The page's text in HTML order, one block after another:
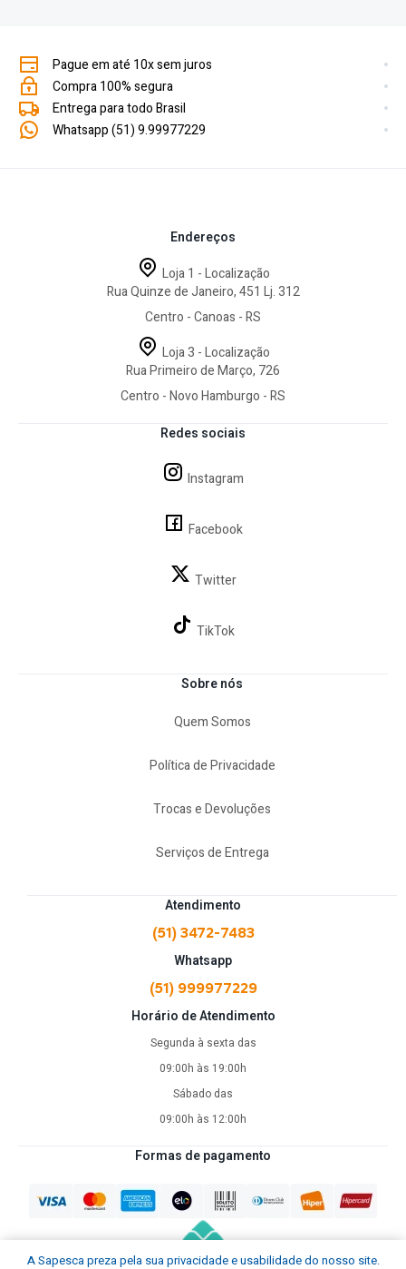
Pague em até 10x sem juros
Compra 100% segura
Entrega para todo Brasil
Whatsapp (51) 9.99977229
Atendimento
(51) 3472-7483
Whatsapp
(51) 999977229
Horário de Atendimento
Segunda à sexta das
09:00h às 19:00h
Sábado das
09:00h às 12:00h
Sobre nós
Quem Somos
Política de Privacidade
Trocas e Devoluções
Serviços de Entrega
Redes sociais
Instagram
Facebook
Twitter
TikTok
Endereços
Loja 1 - Localização
Rua Quinze de Janeiro, 451 Lj. 312
Centro - Canoas - RS
Loja 3 - Localização
Rua Primeiro de Março, 726
Centro - Novo Hamburgo - RS
Formas de pagamento
A Sapesca preza pela sua privacidade e usabilidade do nosso site.